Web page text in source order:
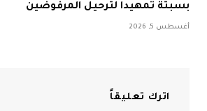
بسبتة تمهيدا لترحيل المرفوضين
أغسطس 5, 2026
اترك تعليقاً